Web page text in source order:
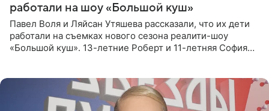
работали на шоу «Большой куш»
Павел Воля и Ляйсан Утяшева рассказали, что их дети
работали на съемках нового сезона реалити-шоу
«Большой куш». 13-летние Роберт и 11-летняя София